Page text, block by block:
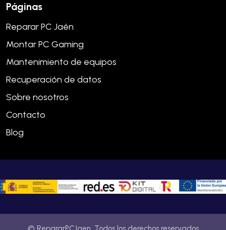
Páginas
Reparar PC Jaén
Montar PC Gaming
Mantenimiento de equipos
Recuperación de datos
Sobre nosotros
Contacto
Blog